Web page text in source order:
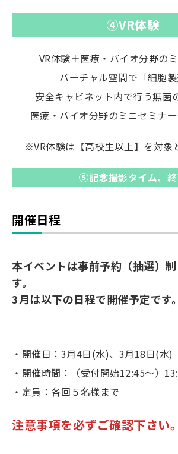
④VR体験
VR体験＋医療・バイオ分野の
バーチャル空間で「細胞製
安全キャビネット内で行う無菌
医療・バイオ分野のミニセミナ
※VR体験は【高校生以上】を対象
⑤記念撮影タイム、
開催日程
本イベントは事前予約（抽選）
す。
3月は以下の日程で開催予定です。
・開催日：3月4日(水)、3月18日(水)
・開催時間：（受付開始12:45～）
・定員：各回５名様まで
注意事項を必ずご確認下さい。